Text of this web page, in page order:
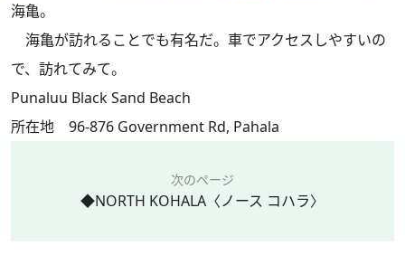
海亀。
海亀が訪れることでも有名だ。車でアクセスしやすいの
で、訪れてみて。
Punaluu Black Sand Beach
所在地 96-876 Government Rd, Pahala
次のページ
◆NORTH KOHALA〈ノース コハラ〉